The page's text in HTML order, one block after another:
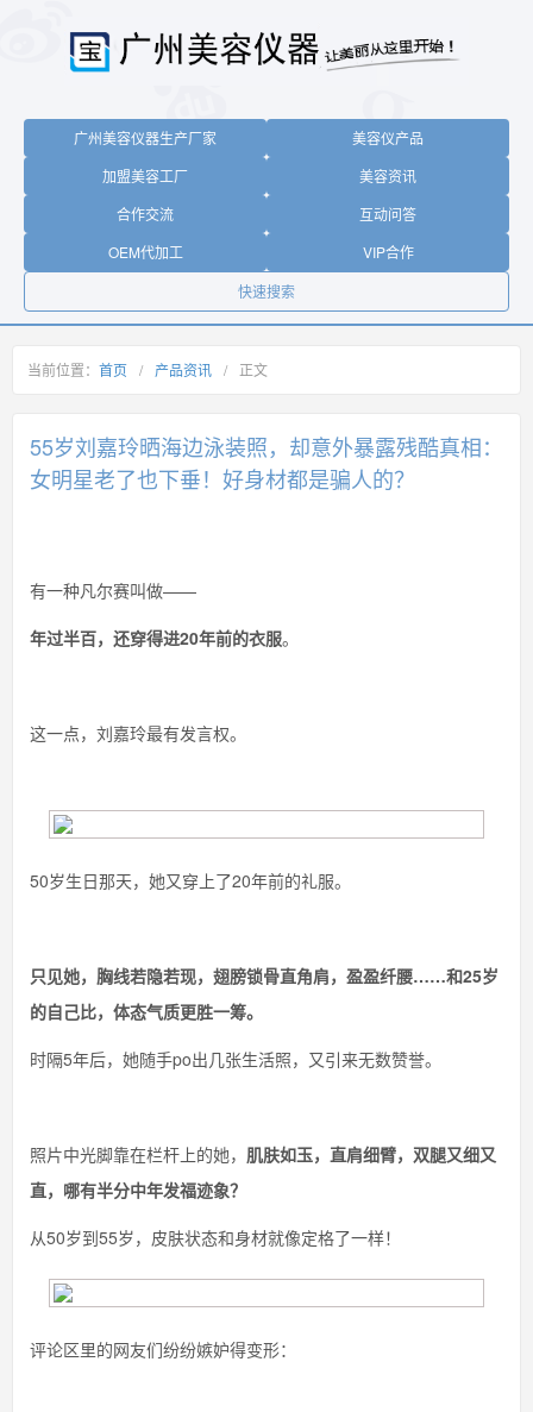
广州美容仪器生产厂家
美容仪产品
加盟美容工厂
美容资讯
合作交流
互动问答
OEM代加工
VIP合作
快速搜索
当前位置： 首页 / 产品资讯 / 正文
55岁刘嘉玲晒海边泳装照，却意外暴露残酷真相：
女明星老了也下垂！好身材都是骗人的？
有一种凡尔赛叫做——
年过半百，还穿得进20年前的衣服。
这一点，刘嘉玲最有发言权。
50岁生日那天，她又穿上了20年前的礼服。
只见她，胸线若隐若现，翅膀锁骨直角肩，盈盈纤腰……和25岁
的自己比，体态气质更胜一筹。
时隔5年后，她随手po出几张生活照，又引来无数赞誉。
照片中光脚靠在栏杆上的她， 肌肤如玉，直肩细臂，双腿又细又
直，哪有半分中年发福迹象？
从50岁到55岁，皮肤状态和身材就像定格了一样！
评论区里的网友们纷纷嫉妒得变形：